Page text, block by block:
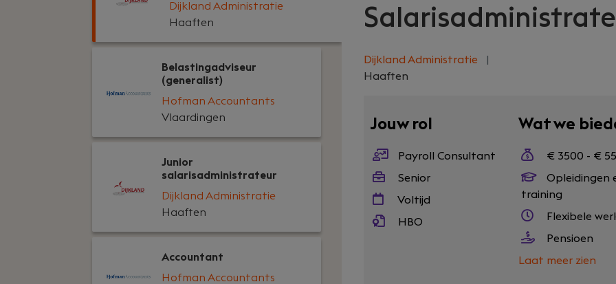
Dijkland Administratie
Haaften
Belastingadviseur
(generalist)
Hofman Accountants
Vlaardingen
Junior
salarisadministrateur
Dijkland Administratie
Haaften
Accountant
Hofman Accountants
Dijkland Administratie
Haaften
Jouw rol
Payroll Consultant
Senior
Voltijd
HBO
Wat we
€ 3500 - €
Opleidingen
training
Flexibele
Pensioen
Laat meer zien